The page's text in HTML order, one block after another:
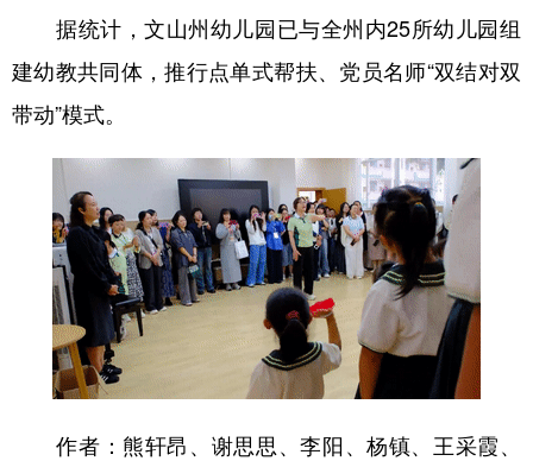
据统计，文山州幼儿园已与全州内25所幼儿园组
建幼教共同体，推行点单式帮扶、党员名师“双结对双
带动”模式。
作者：熊轩昂、谢思思、李阳、杨镇、王采霞、